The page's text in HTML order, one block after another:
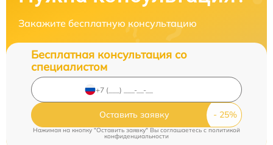
Закажите бесплатную консультацию
Бесплатная консультация со
специалистом
Оставить заявку
Нажимая на кнопку "Оставить заявку" Вы соглашаетесь cполитикой
конфиденциальности